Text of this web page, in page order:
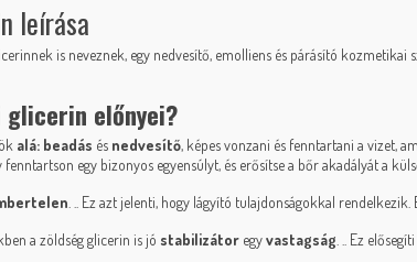
leírása
is neveznek, egy nedvesítő, emolliens és párásító
glicerin előnyei?
alá: beadás és nedvesítő, képes vonzani és fenntartani a vizet,
egy bizonyos egyensúlyt, és erősítse a bőr akadályát a
. .. Ez azt jelenti, hogy lágyító tulajdonságokkal
a zöldség glicerin is jó stabilizátor egyvastagság . .. Ez